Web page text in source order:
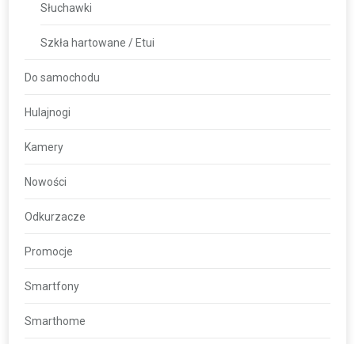
Słuchawki
Szkła hartowane / Etui
Do samochodu
Hulajnogi
Kamery
Nowości
Odkurzacze
Promocje
Smartfony
Smarthome